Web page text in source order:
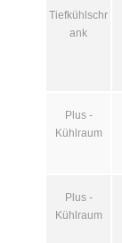
Tiefkühlschr
ank
Plus -
Kühlraum
Plus -
Kühlraum